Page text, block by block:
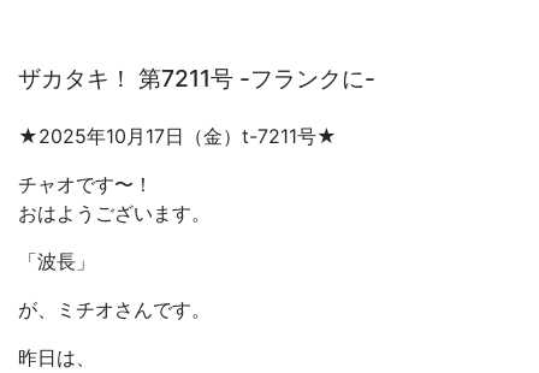
ザカタキ！ 第7211号 -フランクに-
★2025年10月17日（金）t-7211号★
チャオです〜！
おはようございます。
「波長」
が、ミチオさんです。
昨日は、